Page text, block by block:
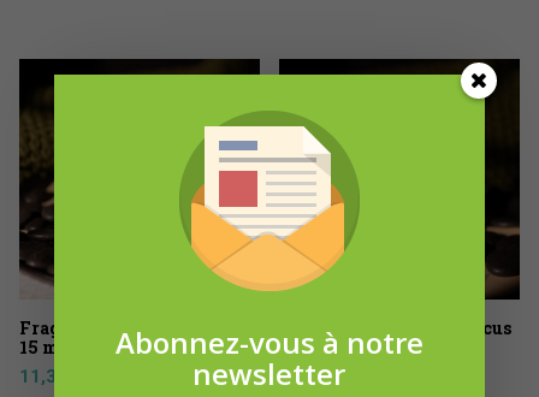
Fragrance Fruit du dragon
15 ml
11,31
Fragrance Fleur d’hibiscus
15 ml
11,31$
Abonnez-vous à notre
newsletter